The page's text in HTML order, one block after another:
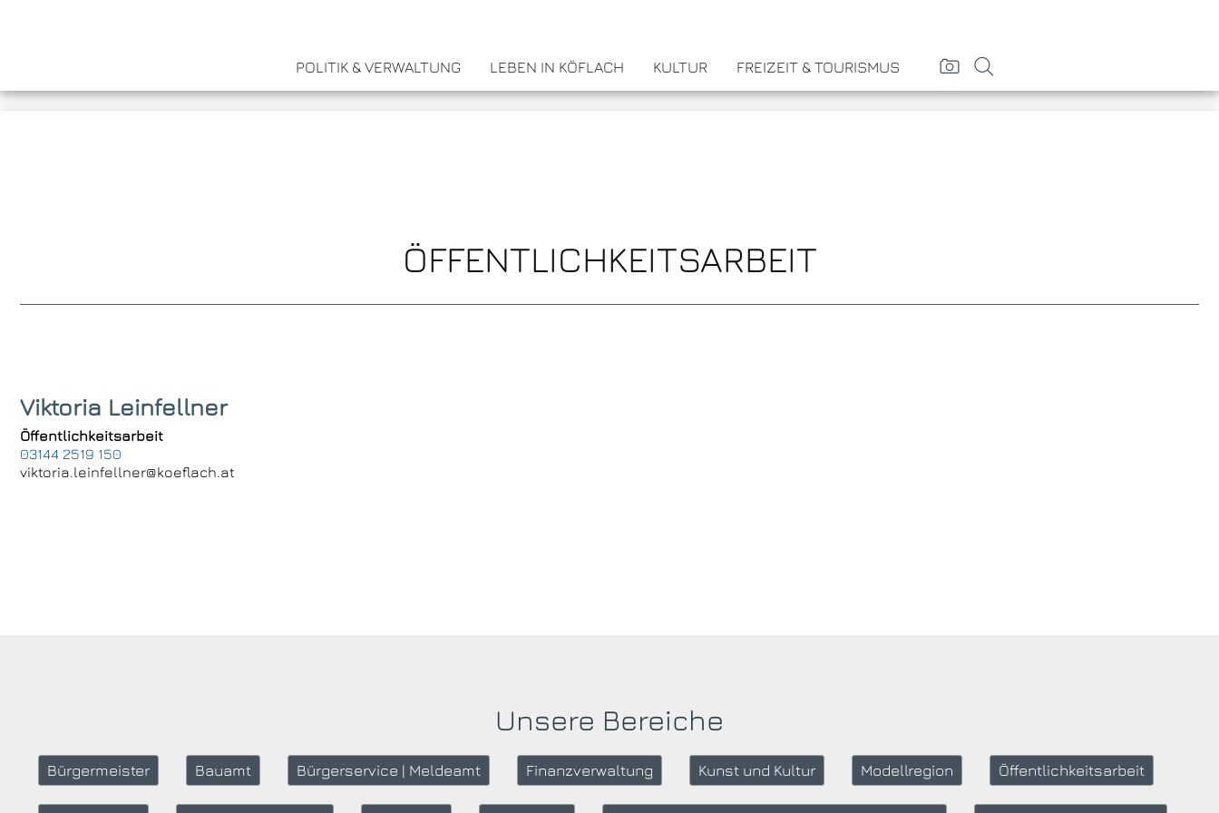
POLITIK & VERWALTUNG LEBEN IN KÖFLACH KULTUR FREIZEIT & TOURISMUS
ÖFFENTLICHKEITSARBEIT
Viktoria Leinfellner
Öffentlichkeitsarbeit
03144 2519 150
viktoria.leinfellner@koeflach.at
Unsere Bereiche
Bürgermeister Bauamt Bürgerservice | Meldeamt Finanzverwaltung Kunst und Kultur Modellregion Öffentlichkeitsarbeit